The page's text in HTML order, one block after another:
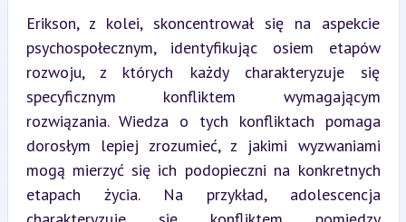
Erikson, z kolei, skoncentrował się na aspekcie
psychospołecznym, identyfikując osiem etapów
rozwoju, z których każdy charakteryzuje się
specyficznym konfliktem wymagającym
rozwiązania. Wiedza o tych konfliktach pomaga
dorosłym lepiej zrozumieć, z jakimi wyzwaniami
mogą mierzyć się ich podopieczni na konkretnych
etapach życia. Na przykład, adolescencja